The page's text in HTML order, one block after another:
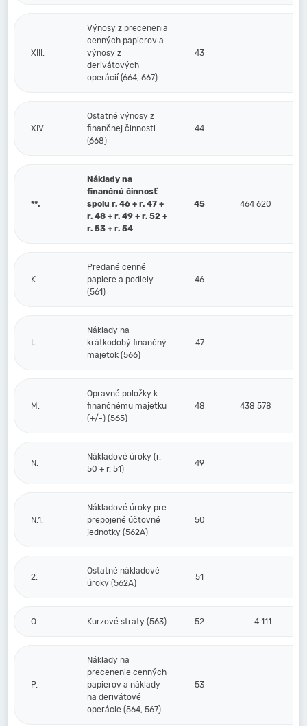
XIII.
Výnosy z precenenia
cenných papierov a
výnosy z
derivátových
operácií (664, 667)
43
XIV.
Ostatné výnosy z
finančnej činnosti
(668)
44
**.
Náklady na
finančnú činnosť
spolu r. 46 + r. 47 +
r. 48 + r. 49 + r. 52 +
r. 53 + r. 54
45 464 620
K.
Predané cenné
papiere a podiely
(561)
46
L.
Náklady na
krátkodobý finančný
majetok (566)
47
M.
Opravné položky k
finančnému majetku
(+/-) (565)
48 438 578
N.
Nákladové úroky (r.
50 + r. 51)
49
N.1.
Nákladové úroky pre
prepojené účtovné
jednotky (562A)
50
2.
Ostatné nákladové
úroky (562A)
51
O. Kurzové straty (563) 52 4 111
P.
Náklady na
precenenie cenných
papierov a náklady
na derivátové
operácie (564, 567)
53